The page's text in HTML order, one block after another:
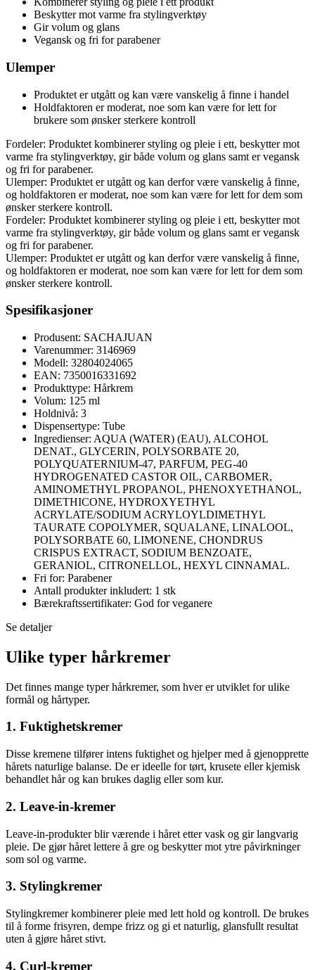
Beskytter mot varme fra stylingverktøy
Gir volum og glans
Vegansk og fri for parabener
Ulemper
Produktet er utgått og kan være vanskelig å finne i handel
Holdfaktoren er moderat, noe som kan være for lett for
brukere som ønsker sterkere kontroll
Fordeler: Produktet kombinerer styling og pleie i ett, beskytter mot
varme fra stylingverktøy, gir både volum og glans samt er vegansk
og fri for parabener.
Ulemper: Produktet er utgått og kan derfor være vanskelig å finne,
og holdfaktoren er moderat, noe som kan være for lett for dem som
ønsker sterkere kontroll.
Fordeler: Produktet kombinerer styling og pleie i ett, beskytter mot
varme fra stylingverktøy, gir både volum og glans samt er vegansk
og fri for parabener.
Ulemper: Produktet er utgått og kan derfor være vanskelig å finne,
og holdfaktoren er moderat, noe som kan være for lett for dem som
ønsker sterkere kontroll.
Spesifikasjoner
Produsent: SACHAJUAN
Varenummer: 3146969
Modell: 32804024065
EAN: 7350016331692
Produkttype: Hårkrem
Volum: 125 ml
Holdnivå: 3
Dispensertype: Tube
Ingredienser: AQUA (WATER) (EAU), ALCOHOL
DENAT., GLYCERIN, POLYSORBATE 20,
POLYQUATERNIUM-47, PARFUM, PEG-40
HYDROGENATED CASTOR OIL, CARBOMER,
AMINOMETHYL PROPANOL, PHENOXYETHANOL,
DIMETHICONE, HYDROXYETHYL
ACRYLATE/SODIUM ACRYLOYLDIMETHYL
TAURATE COPOLYMER, SQUALANE, LINALOOL,
POLYSORBATE 60, LIMONENE, CHONDRUS
CRISPUS EXTRACT, SODIUM BENZOATE,
GERANIOL, CITRONELLOL, HEXYL CINNAMAL.
Fri for: Parabener
Antall produkter inkludert: 1 stk
Bærekraftssertifikater: God for veganere
Se detaljer
Ulike typer hårkremer
Det finnes mange typer hårkremer, som hver er utviklet for ulike
formål og hårtyper.
1. Fuktighetskremer
Disse kremene tilfører intens fuktighet og hjelper med å gjenopprette
hårets naturlige balanse. De er ideelle for tørt, krusete eller kjemisk
behandlet hår og kan brukes daglig eller som kur.
2. Leave-in-kremer
Leave-in-produkter blir værende i håret etter vask og gir langvarig
pleie. De gjør håret lettere å gre og beskytter mot ytre påvirkninger
som sol og varme.
3. Stylingkremer
Stylingkremer kombinerer pleie med lett hold og kontroll. De brukes
til å forme frisyren, dempe frizz og gi et naturlig, glansfullt resultat
uten å gjøre håret stivt.
4. Curl-kremer